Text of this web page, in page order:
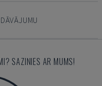
SAZINIES AR MUMS!